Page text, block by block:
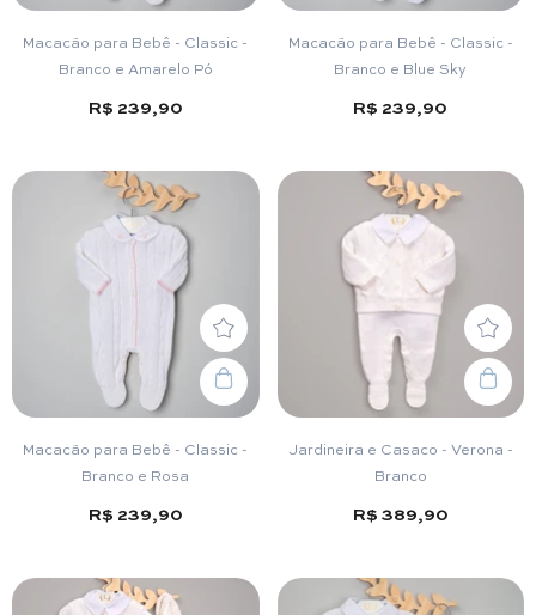
Macacão para Bebê - Classic -
Branco e Amarelo Pó
R$ 239,90
Macacão para Bebê - Classic -
Branco e Blue Sky
R$ 239,90
Macacão para Bebê - Classic -
Branco e Rosa
R$ 239,90
Jardineira e Casaco - Verona -
Branco
R$ 389,90